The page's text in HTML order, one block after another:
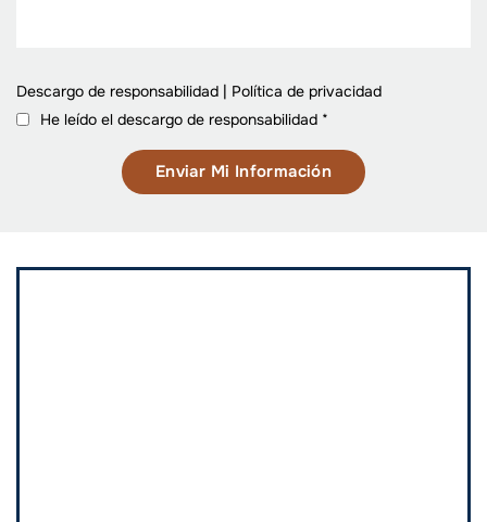
Descargo de responsabilidad | Política de privacidad
He leído el descargo de responsabilidad *